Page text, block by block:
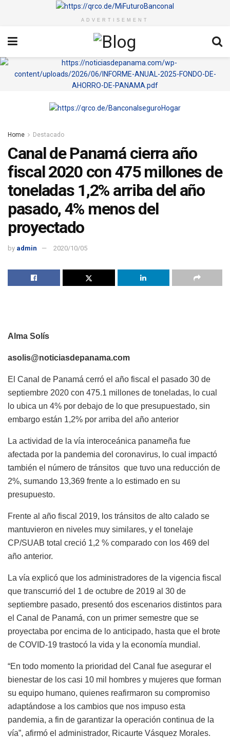
ADVERTISEMENT
Home Destacado
Canal de Panamá cierra año
fiscal 2020 con 475 millones de
toneladas 1,2% arriba del año
pasado, 4% menos del
proyectado
by admin 2020/10/05
Alma Solís
asolis@noticiasdepanama.com
El Canal de Panamá cerró el año fiscal el pasado 30 de
septiembre 2020 con 475.1 millones de toneladas, lo cual
lo ubica un 4% por debajo de lo que presupuestado, sin
embargo están 1,2% por arriba del año anterior
La actividad de la vía interoceánica panameña fue
afectada por la pandemia del coronavirus, lo cual impactó
también el número de tránsitos que tuvo una reducción de
2%, sumando 13,369 frente a lo estimado en su
presupuesto.
Frente al año fiscal 2019, los tránsitos de alto calado se
mantuvieron en niveles muy similares, y el tonelaje
CP/SUAB total creció 1,2 % comparado con los 469 del
año anterior.
La vía explicó que los administradores de la vigencia fiscal
que transcurrió del 1 de octubre de 2019 al 30 de
septiembre pasado, presentó dos escenarios distintos para
el Canal de Panamá, con un primer semestre que se
proyectaba por encima de lo anticipado, hasta que el brote
de COVID-19 trastocó la vida y la economía mundial.
“En todo momento la prioridad del Canal fue asegurar el
bienestar de los casi 10 mil hombres y mujeres que forman
su equipo humano, quienes reafirmaron su compromiso
adaptándose a los cambios que nos impuso esta
pandemia, a fin de garantizar la operación continua de la
vía”, afirmó el administrador, Ricaurte Vásquez Morales.